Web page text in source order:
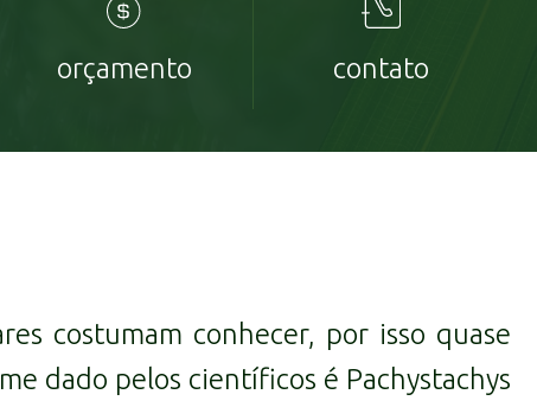
orçamento contato
costumam conhecer, por isso quase
dado pelos científicos é Pachystachys